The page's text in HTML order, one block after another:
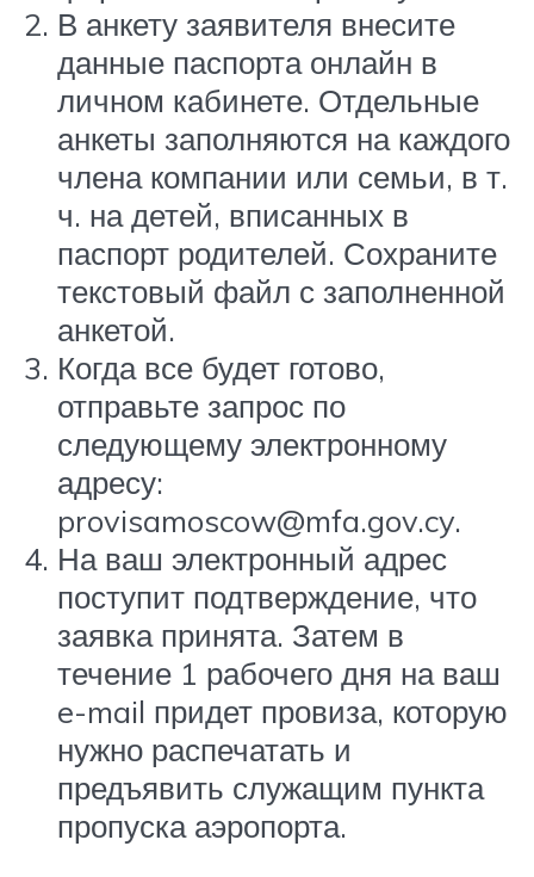
В анкету заявителя внесите
данные паспорта онлайн в
личном кабинете. Отдельные
анкеты заполняются на каждого
члена компании или семьи, в т.
ч. на детей, вписанных в
паспорт родителей. Сохраните
текстовый файл с заполненной
анкетой.
Когда все будет готово,
отправьте запрос по
следующему электронному
адресу:
provisamoscow@mfa.gov.cy.
На ваш электронный адрес
поступит подтверждение, что
заявка принята. Затем в
течение 1 рабочего дня на ваш
e-mail придет провиза, которую
нужно распечатать и
предъявить служащим пункта
пропуска аэропорта.